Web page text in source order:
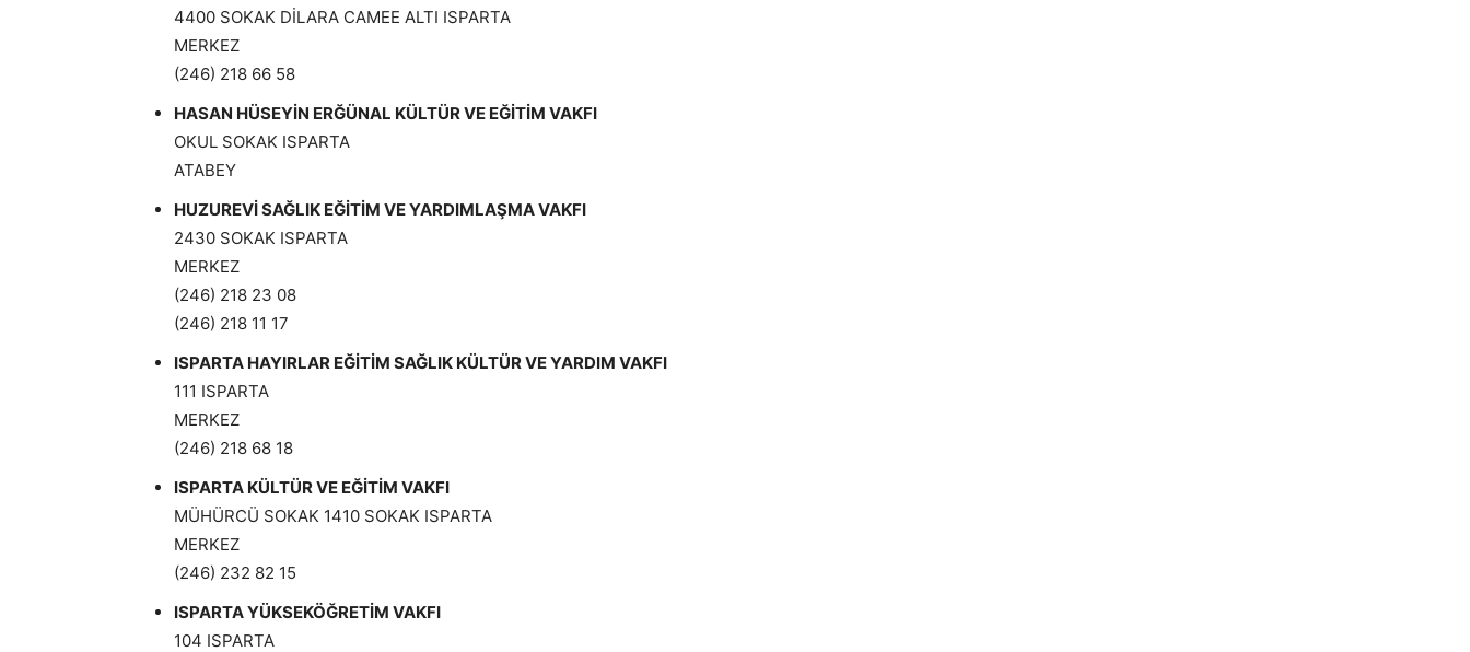
4400 SOKAK DİLARA CAMEE ALTI ISPARTA
MERKEZ
(246) 218 66 58
HASAN HÜSEYİN ERĞÜNAL KÜLTÜR VE EĞİTİM VAKFI
OKUL SOKAK ISPARTA
ATABEY
HUZUREVİ SAĞLIK EĞİTİM VE YARDIMLAŞMA VAKFI
2430 SOKAK ISPARTA
MERKEZ
(246) 218 23 08
(246) 218 11 17
ISPARTA HAYIRLAR EĞİTİM SAĞLIK KÜLTÜR VE YARDIM VAKFI
111 ISPARTA
MERKEZ
(246) 218 68 18
ISPARTA KÜLTÜR VE EĞİTİM VAKFI
MÜHÜRCÜ SOKAK 1410 SOKAK ISPARTA
MERKEZ
(246) 232 82 15
ISPARTA YÜKSEKÖĞRETİM VAKFI
104 ISPARTA